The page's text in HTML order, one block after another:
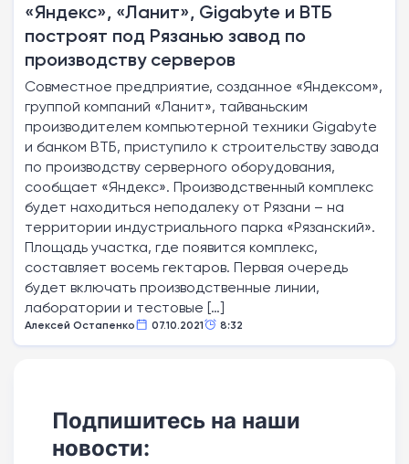
«Яндекс», «Ланит», Gigabyte и ВТБ
построят под Рязанью завод по
производству серверов
Совместное предприятие, созданное «Яндексом»,
группой компаний «Ланит», тайваньским
производителем компьютерной техники Gigabyte
и банком ВТБ, приступило к строительству завода
по производству серверного оборудования,
сообщает «Яндекс». Производственный комплекс
будет находиться неподалеку от Рязани – на
территории индустриального парка «Рязанский».
Площадь участка, где появится комплекс,
составляет восемь гектаров. Первая очередь
будет включать производственные линии,
лаборатории и тестовые […]
Алексей Остапенко 07.10.2021 8:32
Подпишитесь на наши
новости: